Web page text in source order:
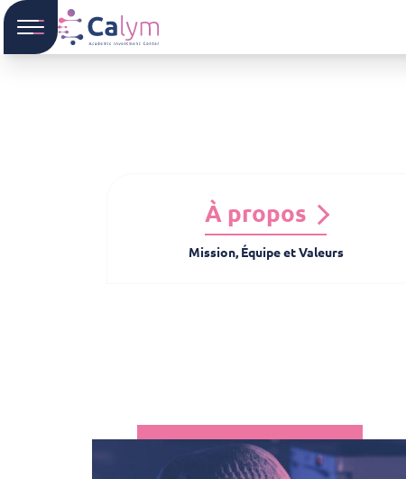
À propos
Mission, Équipe et Valeurs